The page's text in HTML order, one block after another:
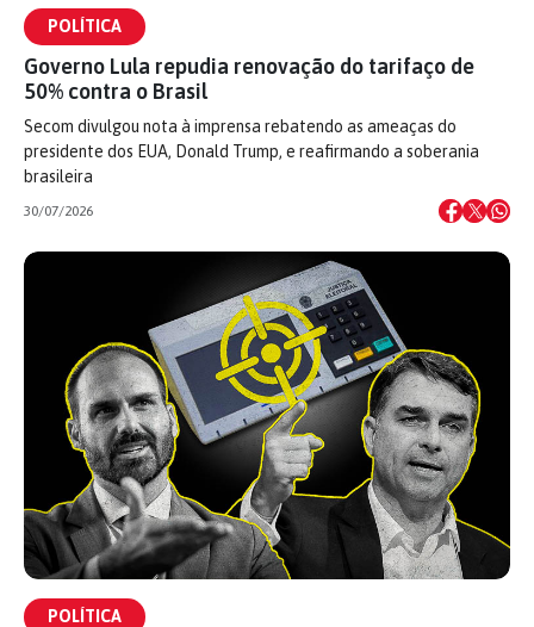
POLÍTICA
Governo Lula repudia renovação do tarifaço de
50% contra o Brasil
Secom divulgou nota à imprensa rebatendo as ameaças do
presidente dos EUA, Donald Trump, e reafirmando a soberania
brasileira
30/07/2026
POLÍTICA